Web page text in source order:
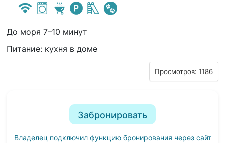
До моря 7–10 минут
Питание: кухня в доме
Просмотров: 1186
Забронировать
Владелец подключил функцию бронирования через сайт